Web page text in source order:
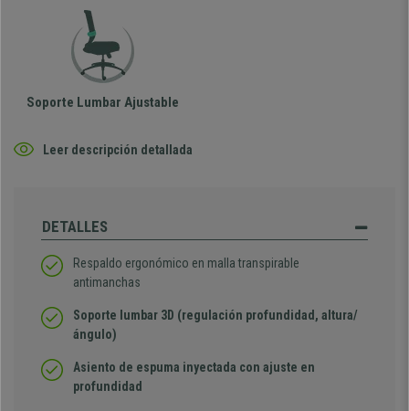
Soporte Lumbar Ajustable
Leer descripción detallada
DETALLES
Respaldo ergonómico en malla transpirable
antimanchas
Soporte lumbar 3D (regulación profundidad, altura/
ángulo)
Asiento de espuma inyectada con ajuste en
profundidad